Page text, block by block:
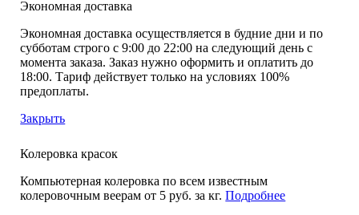
Экономная доставка
Экономная доставка осуществляется в будние дни и по
субботам строго с 9:00 до 22:00 на следующий день с
момента заказа. Заказ нужно оформить и оплатить до
18:00. Тариф действует только на условиях 100%
предоплаты.
Закрыть
Колеровка красок
Компьютерная колеровка по всем известным
колеровочным веерам от 5 руб. за кг.Подробнее